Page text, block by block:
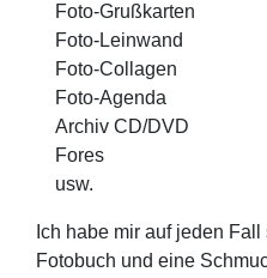
Foto-Grußkarten
Foto-Leinwand
Foto-Collagen
Foto-Agenda
Archiv CD/DVD
Fores
usw.
Ich habe mir auf jeden
Fotobuch und eine